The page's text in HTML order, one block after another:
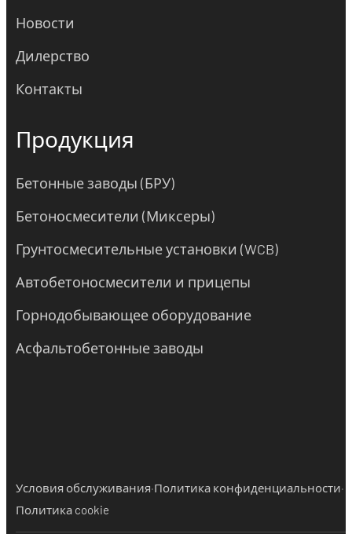
Новости
Дилерство
Контакты
Продукция
Бетонные заводы (БРУ)
Бетоносмесители (Миксеры)
Грунтосмесительные установки (WCB)
Автобетоносмесители и прицепы
Горнодобывающее оборудование
Асфальтобетонные заводы
Условия обслуживания·Политика конфиденциальности·
Политика cookie